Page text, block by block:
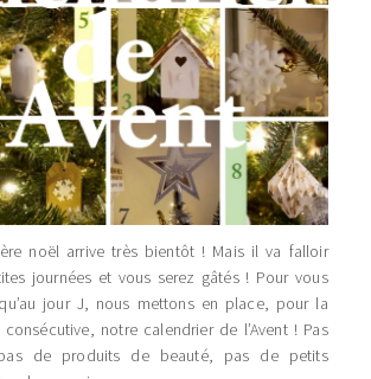
noël arrive très bientôt ! Mais il va falloir
journées et vous serez gâtés ! Pour vous
jour J, nous mettons en place, pour la
notre calendrier de l’Avent ! Pas
de produits de beauté, pas de petits